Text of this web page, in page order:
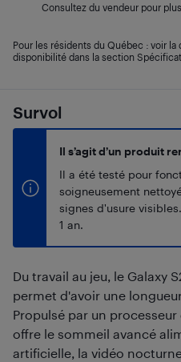
Survol
Il s’agit d’un produit
Il a été testé pour
soigneusement
signes d'usure
1 an.
Du travail au jeu, le Galaxy
permet d'avoir une
Propulsé par un
offre le sommeil avancé
artificielle, la vidéo
Consultez du vendeur pour
Pour les résidents du Québec : voir la
disponibilité dans la section